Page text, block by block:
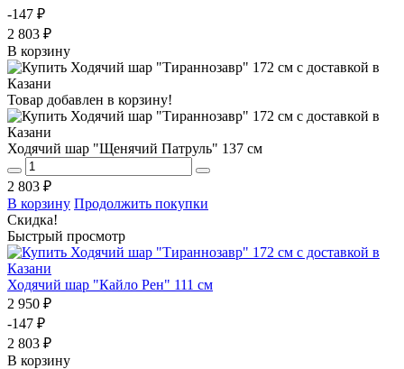
-147 ₽
2 803 ₽
В корзину
Товар добавлен в корзину!
Ходячий шар "Щенячий Патруль" 137 см
2 803 ₽
В корзину Продолжить покупки
Скидка!
Быстрый просмотр
Ходячий шар "Кайло Рен" 111 см
2 950 ₽
-147 ₽
2 803 ₽
В корзину